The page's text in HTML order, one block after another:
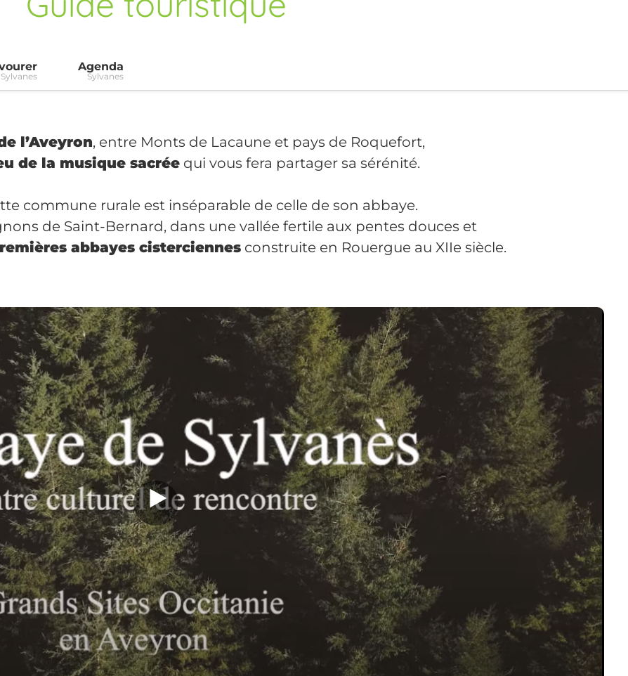
Sylvanes
Agenda
Sylvanes
l’Aveyron, entre Monts de Lacaune et pays de Roquefort,
de la musique sacréequi vous fera partager sa sérénité.
commune rurale est inséparable de celle de son abbaye.
de Saint-Bernard, dans une vallée fertile aux pentes douces et
abbayes cisterciennes construite en Rouergue au XIIe siècle.